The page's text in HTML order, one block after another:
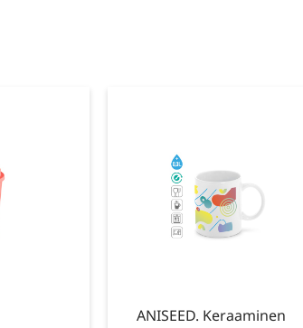
ANISEED. Keraaminen